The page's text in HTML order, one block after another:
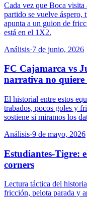
Cada vez que Boca
partido se vuelve áspero,
apunta a un guion de
está en el 1X2.
Análisis·7 de junio, 2026
FC Cajamarca vs
narrativa no quiere
El historial entre estos
trabados, pocos goles y
sostiene si miramos los
Análisis·9 de mayo, 2026
Estudiantes-Tigre:
corners
Lectura táctica del
fricción, pelota parada y